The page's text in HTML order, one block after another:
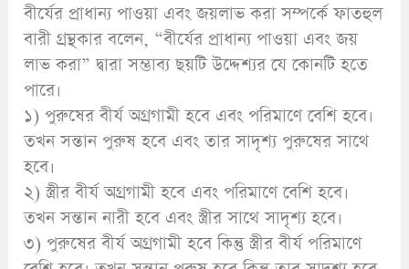
বীর্যের প্রাধান্য পাওয়া এবং জয়লাভ করা সম্পর্কে ফাতহুল
বারী গ্রন্থকার বলেন, “বীর্যের প্রাধান্য পাওয়া এবং জয়
লাভ করা” দ্বারা সম্ভাব্য ছয়টি উদ্দেশ্যর যে কোনটি হতে
পারে।
১) পুরুষের বীর্য অগ্রগামী হবে এবং পরিমাণে বেশি হবে।
তখন সন্তান পুরুষ হবে এবং তার সাদৃশ্য পুরুষের সাথে
হবে।
২) স্ত্রীর বীর্য অগ্রগামী হবে এবং পরিমাণে বেশি হবে।
তখন সন্তান নারী হবে এবং স্ত্রীর সাথে সাদৃশ্য হবে।
৩) পুরুষের বীর্য অগ্রগামী হবে কিন্তু স্ত্রীর বীর্য পরিমাণে